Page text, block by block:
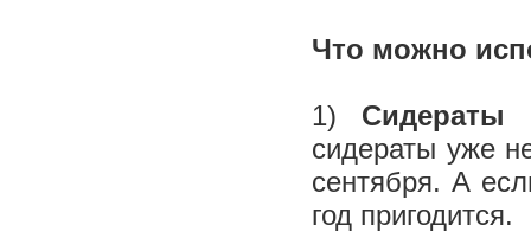
Что можно
1) Сидераты
сидераты уже
сентября. А
год пригодится.